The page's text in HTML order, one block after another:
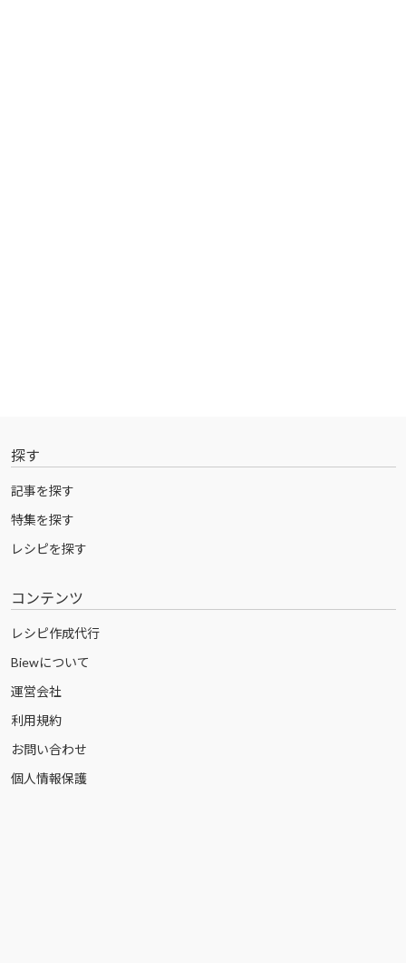
探す
記事を探す
特集を探す
レシピを探す
コンテンツ
レシピ作成代行
Biewについて
運営会社
利用規約
お問い合わせ
個人情報保護